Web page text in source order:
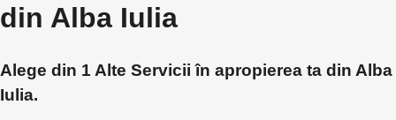
din Alba Iulia
Alege din 1 Alte Servicii în apropierea ta din Alba
Iulia.